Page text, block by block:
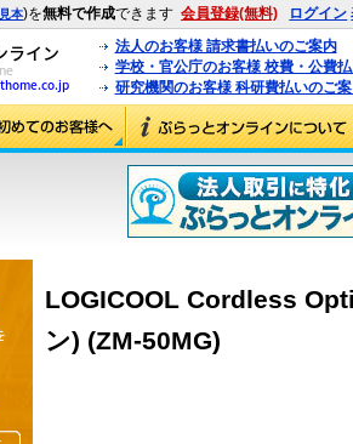
見本)を無料で作成できます 会員登録(無料) ログイン
法人のお客様 請求書払いのご案内
学校・官公庁のお客様 校費・公費
研究機関のお客様 科研費払いのご
LOGICOOL Cordless
ン) (ZM-50MG)